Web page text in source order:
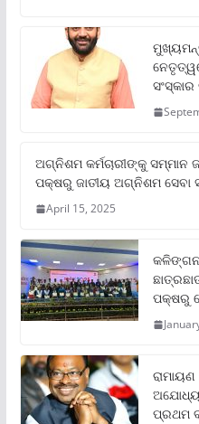
ଅଗ୍ନିଶମ କର୍ମଚାରୀଙ୍କୁ
ପକ୍ଷରୁ ଜାତୀୟ ଅଗ୍ନିଶମ ସେବା
April 15, 2025
ପକ୍ଷରୁ
ପ୍ରଥମ